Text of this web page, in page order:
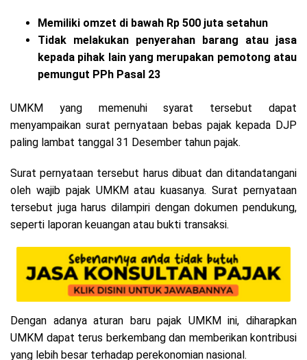
Memiliki omzet di bawah Rp 500 juta setahun
Tidak melakukan penyerahan barang atau jasa
kepada pihak lain yang merupakan pemotong atau
pemungut PPh Pasal 23
UMKM yang memenuhi syarat tersebut dapat
menyampaikan surat pernyataan bebas pajak kepada DJP
paling lambat tanggal 31 Desember tahun pajak.
Surat pernyataan tersebut harus dibuat dan ditandatangani
oleh wajib pajak UMKM atau kuasanya. Surat pernyataan
tersebut juga harus dilampiri dengan dokumen pendukung,
seperti laporan keuangan atau bukti transaksi.
Dengan adanya aturan baru pajak UMKM ini, diharapkan
UMKM dapat terus berkembang dan memberikan kontribusi
yang lebih besar terhadap perekonomian nasional.